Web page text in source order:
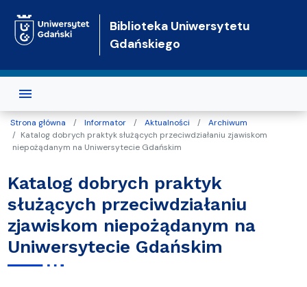
Biblioteka Uniwersytetu
Gdańskiego
Strona główna Informator Aktualności
Archiwum
Katalog dobrych praktyk służących przeciwdziałaniu zjawiskom
niepożądanym na Uniwersytecie Gdańskim
Katalog dobrych praktyk
służących przeciwdziałaniu
zjawiskom niepożądanym na
Uniwersytecie Gdańskim